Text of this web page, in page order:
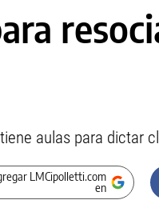
aulas para dictar
LMCipolletti.com
en